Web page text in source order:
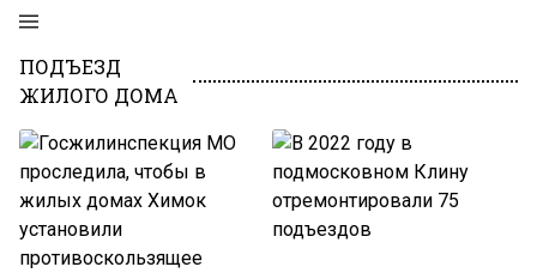
ПОДЪЕЗД
ЖИЛОГО ДОМА